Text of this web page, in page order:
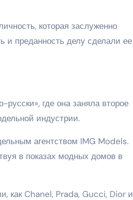
которая заслуженно
и преданность делу сделали ее
где она заняла второе
индустрии.
агентством IMG Models.
в показах модных домов в
как Chanel, Prada, Gucci, Dior и